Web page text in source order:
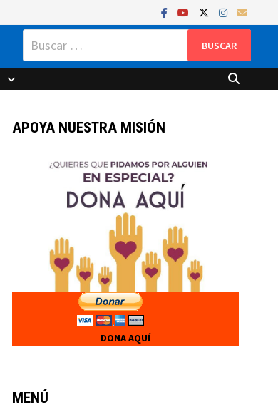
Buscar:
APOYA NUESTRA MISIÓN
DONA AQUÍ
MENÚ